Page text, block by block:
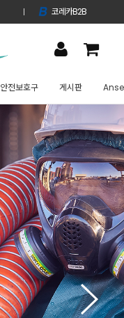
코레카B2B
안전보호구 게시판